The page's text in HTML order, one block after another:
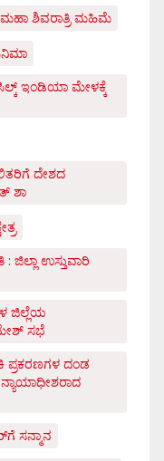
ಮಹಾ ಶಿವರಾತ್ರಿ ಮಹಿಮೆ
ಇಂಡಿಯಾ ಮೇಳಕ್ಕೆ
ದೇಶದ
ಶಾ
ಜಿಲ್ಲಾ ಉಸ್ತುವಾರಿ
ಜಿಲ್ಲೆಯ
ಸಭೆ
ಪ್ರಕರಣಗಳ ದಂಡ
ಸನ್ಮಾನ